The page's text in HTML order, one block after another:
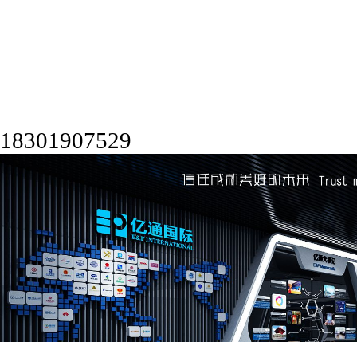
18301907529